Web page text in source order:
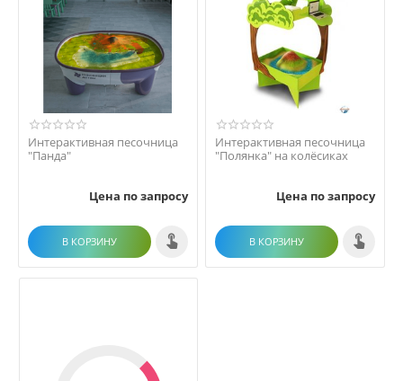
Интерактивная песочница
"Панда"
Цена по запросу
В КОРЗИНУ
Интерактивная песочница
"Полянка" на колёсиках
Цена по запросу
В КОРЗИНУ